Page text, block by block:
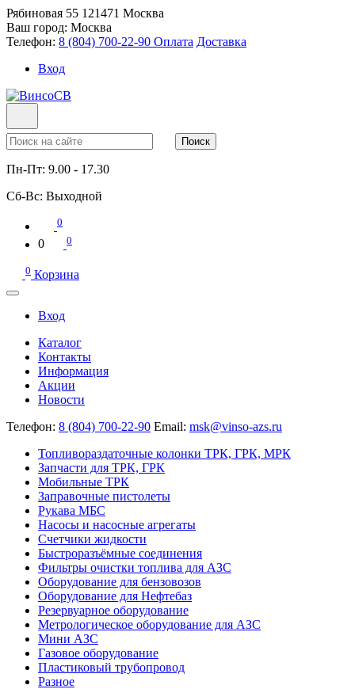
Рябиновая 55 121471 Москва
Ваш город: Москва
Телефон: 8 (804) 700-22-90 Оплата Доставка
Вход
Поиск
Пн-Пт: 9.00 - 17.30
Сб-Вс: Выходной
0
0 0
0 Корзина
Вход
Каталог
Контакты
Информация
Акции
Новости
Телефон: 8 (804) 700-22-90 Email: msk@vinso-azs.ru
Топливораздаточные колонки ТРК, ГРК, МРК
Запчасти для ТРК, ГРК
Мобильные ТРК
Заправочные пистолеты
Рукава МБС
Насосы и насосные агрегаты
Счетчики жидкости
Быстроразъёмные соединения
Фильтры очистки топлива для АЗС
Оборудование для бензовозов
Оборудование для Нефтебаз
Резервуарное оборудование
Метрологическое оборудование для АЗС
Мини АЗС
Газовое оборудование
Пластиковый трубопровод
Разное